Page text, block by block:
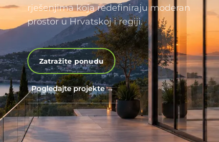
rješenjima koja redefiniraju moderan
prostor u Hrvatskoj i regiji.
Zatražite ponudu
Pogledajte projekte →